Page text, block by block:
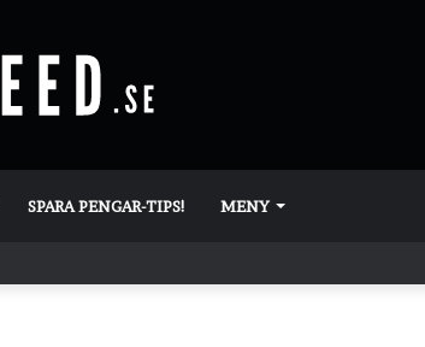
SPARA PENGAR-TIPS! MENY